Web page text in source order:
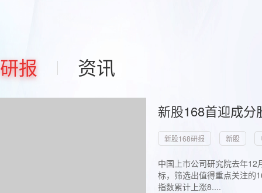
研报 资讯
新股168首迎成
新股168研报 新股
中国上市公司研究院去年
标，筛选出值得重点关注的
指数累计上涨8....